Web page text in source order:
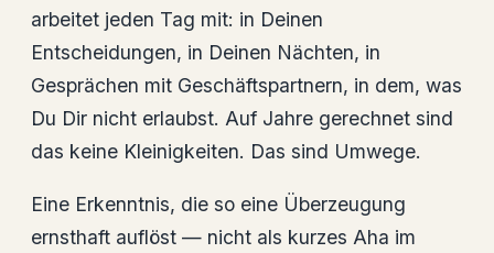
arbeitet jeden Tag mit: in Deinen
Entscheidungen, in Deinen Nächten, in
Gesprächen mit Geschäftspartnern, in dem, was
Du Dir nicht erlaubst. Auf Jahre gerechnet sind
das keine Kleinigkeiten. Das sind Umwege.
Eine Erkenntnis, die so eine Überzeugung
ernsthaft auflöst — nicht als kurzes Aha im